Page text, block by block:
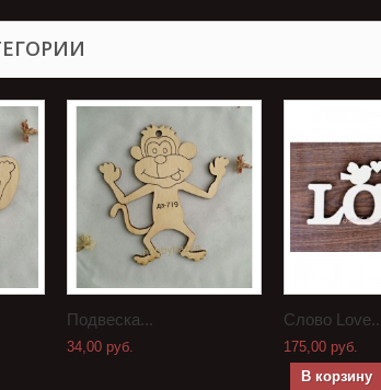
Подвеска...
34,00 руб.
Слово
175,00 руб.
В корзину